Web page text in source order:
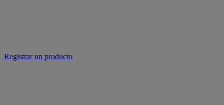
Registrar un producto